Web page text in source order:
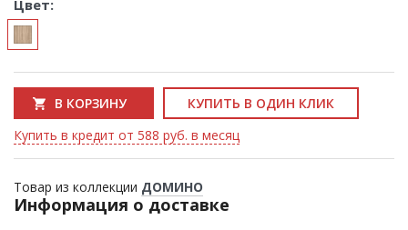
Цвет:
В КОРЗИНУ
КУПИТЬ В ОДИН КЛИК
Купить в кредит от 588 руб. в месяц
Товар из коллекции ДОМИНО
Информация о доставке